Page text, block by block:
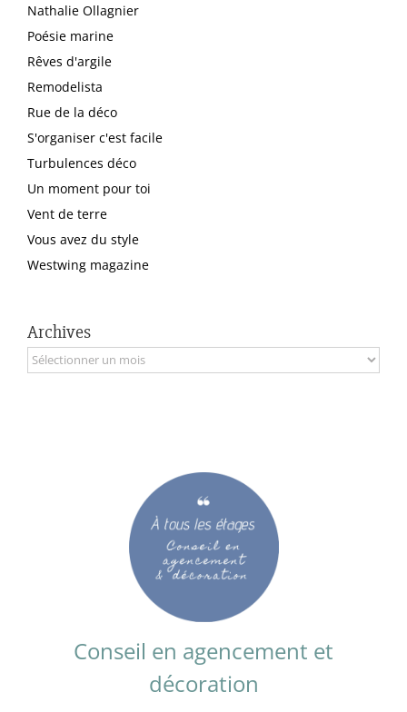
Nathalie Ollagnier
Poésie marine
Rêves d'argile
Remodelista
Rue de la déco
S'organiser c'est facile
Turbulences déco
Un moment pour toi
Vent de terre
Vous avez du style
Westwing magazine
Archives
Archives
Conseil en agencement et
décoration